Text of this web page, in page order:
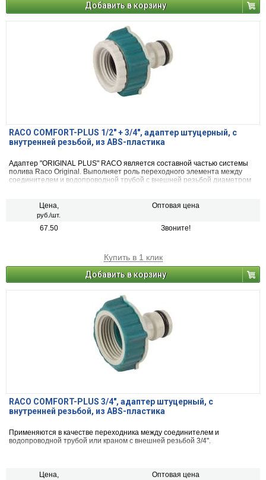
Добавить в корзину
RACO COMFORT-PLUS 1/2" + 3/4", адаптер штуцерный, с
внутренней резьбой, из ABS-пластика
Адаптер "ORIGINAL PLUS" RACO является составной частью системы
полива Raco Original. Выполняет роль переходного элемента между
соединителем и водопроводной трубой с внешней резьбой диаметром
Цена,
руб./шт.
Оптовая цена
67.50 Звоните!
Купить в 1 клик
Добавить в корзину
RACO COMFORT-PLUS 3/4", адаптер штуцерный, с
внутренней резьбой, из ABS-пластика
Применяются в качестве переходника между соединителем и
водопроводной трубой или краном с внешней резьбой 3/4".
Цена, Оптовая цена